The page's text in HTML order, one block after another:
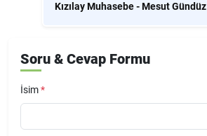
Kızılay Muhasebe - Mesut Gündüz
Soru & Cevap Formu
İsim*